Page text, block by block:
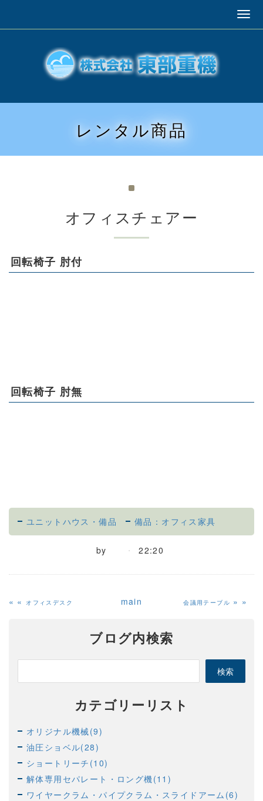
レンタル商品
オフィスチェアー
回転椅子 肘付
回転椅子 肘無
ユニットハウス・備品 備品：オフィス家具
by 22:20
« オフィスデスク main 会議用テーブル »
ブログ内検索
カテゴリーリスト
オリジナル機械(9)
油圧ショベル(28)
ショートリーチ(10)
解体専用セパレート・ロング機(11)
ワイヤークラム・パイプクラム・スライドアーム(6)